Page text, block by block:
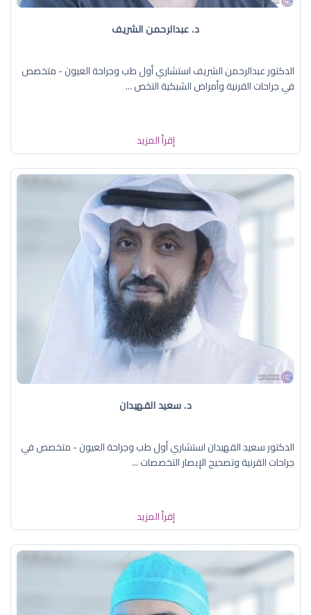
د. عبدالرحمن الشريف
الدكتور عبدالرحمن الشريف استشاري أول طب وجراحة العيون - متخصص
في جراحات القرنية وأمراض الشبكية التخص ...
إقرأ المزيد
د. سعيد القهيدان
الدكتور سعيد القهيدان استشاري أول طب وجراحة العيون - متخصص في
جراحات القرنية وتصحيح الإبصار التخصصات ...
إقرأ المزيد